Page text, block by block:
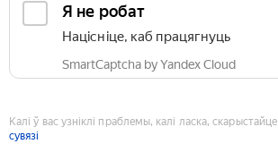
Я не робат
Націсніце, каб працягнуць
SmartCaptcha by Yandex Cloud
Калі ў вас узніклі праблемы, калі ласка, скарыстайце
сувязі